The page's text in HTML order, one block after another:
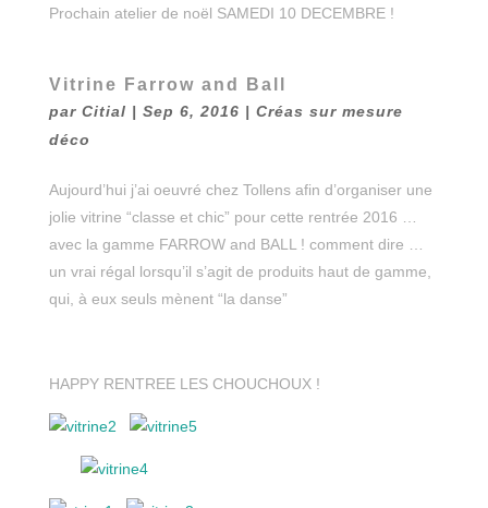
Prochain atelier de noël SAMEDI 10 DECEMBRE !
Vitrine Farrow and Ball
par Citial | Sep 6, 2016 | Créas sur mesure
déco
Aujourd’hui j’ai oeuvré chez Tollens afin d’organiser une
jolie vitrine “classe et chic” pour cette rentrée 2016 …
avec la gamme FARROW and BALL ! comment dire …
un vrai régal lorsqu’il s’agit de produits haut de gamme,
qui, à eux seuls mènent “la danse”
HAPPY RENTREE LES CHOUCHOUX !